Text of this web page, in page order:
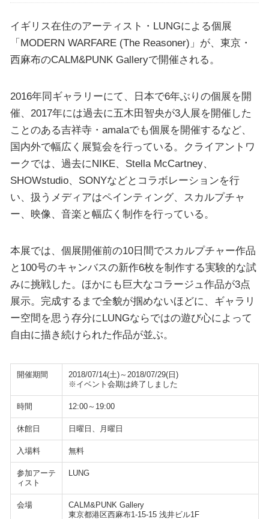
イギリス在住のアーティスト・LUNGによる個展
「MODERN WARFARE (The Reasoner)」が、東京・
西麻布のCALM&PUNK Galleryで開催される。
2016年同ギャラリーにて、日本で6年ぶりの個展を開
催、2017年には過去に五木田智央が3人展を開催した
ことのある吉祥寺・amalaでも個展を開催するなど、
国内外で幅広く展覧会を行っている。クライアントワ
ークでは、過去にNIKE、Stella McCartney、
SHOWstudio、SONYなどとコラボレーションを行
い、扱うメディアはペインティング、スカルプチャ
ー、映像、音楽と幅広く制作を行っている。
本展では、個展開催前の10日間でスカルプチャー作品
と100号のキャンバスの新作6枚を制作する実験的な試
みに挑戦した。ほかにも巨大なコラージュ作品が3点
展示。完成するまで全貌が掴めないほどに、ギャラリ
ー空間を思う存分にLUNGならではの遊び心によって
自由に描き続けられた作品が並ぶ。
開催期間
2018/07/14(土)～2018/07/29(日)
※イベント会期は終了しました
時間 12:00～19:00
休館日 日曜日、月曜日
入場料 無料
参加アーテ
ィスト
LUNG
会場
CALM&PUNK Gallery
東京都港区西麻布1-15-15 浅井ビル1F